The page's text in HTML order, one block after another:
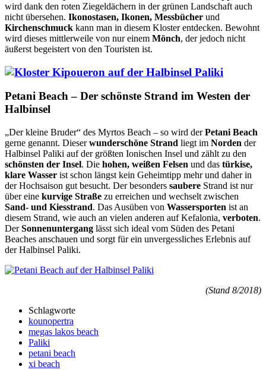
wird dank den roten Ziegeldächern in der grünen Landschaft auch
nicht übersehen. Ikonostasen, Ikonen, Messbücher und
Kirchenschmuck kann man in diesem Kloster entdecken. Bewohnt
wird dieses mittlerweile von nur einem Mönch, der jedoch nicht
äußerst begeistert von den Touristen ist.
Petani Beach – Der schönste Strand im Westen der
Halbinsel
„Der kleine Bruder“ des Myrtos Beach – so wird derPetani Beach
gerne genannt. Dieserwunderschöne Strand liegt im Norden der
Halbinsel Paliki auf der größten Ionischen Insel und zählt zu den
schönsten der Insel. Die hohen, weißen Felsen und das türkise,
klare Wasser ist schon längst kein Geheimtipp mehr und daher in
der Hochsaison gut besucht. Der besonders saubere Strand ist nur
über eine kurvige Straße zu erreichen und wechselt zwischen
Sand- und Kiesstrand. Das Ausüben von Wassersporten ist an
diesem Strand, wie auch an vielen anderen auf Kefalonia, verboten.
DerSonnenuntergang lässt sich ideal vom Süden des Petani
Beaches anschauen und sorgt für ein unvergessliches Erlebnis auf
der Halbinsel Paliki.
(Stand 8/2018)
Schlagworte
kounopertra
megas lakos beach
Paliki
petani beach
xi beach